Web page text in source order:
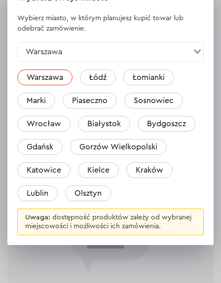
Model SG-10
Minimalna średnica wewnętrzna
węża
8 mm
WYŚWIETL DANE TECHNICZNE
Zostaw opinię
Opinie
Wybierz miasto, w którym planujesz kupić towar lub
odebrać zamówienie.
Warszawa
Warszawa Łódź Łomianki
Marki Piaseczno Sosnowiec
Wrocław Białystok Bydgoszcz
Gdańsk Gorzów Wielkopolski
Katowice Kielce Kraków
Lublin Olsztyn
Uwaga: dostępność produktów zależy od wybranej
miejscowości i możliwości ich zamówienia.